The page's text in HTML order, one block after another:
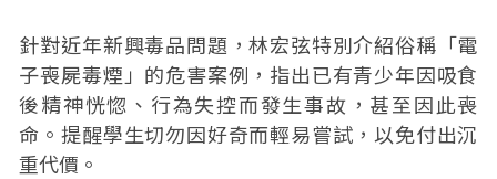
針對近年新興毒品問題，林宏弦特別介紹俗稱「電
子喪屍毒煙」的危害案例，指出已有青少年因吸食
後精神恍惚、行為失控而發生事故，甚至因此喪
命。提醒學生切勿因好奇而輕易嘗試，以免付出沉
重代價。